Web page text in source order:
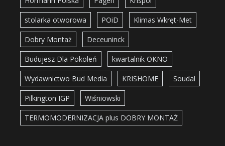
stolarka otworowa POiD Klimas Wkręt-Met
Dobry Montaż Deceuninck
Budujesz Dla Pokoleń kwartalnik OKNO
Wydawnictwo Bud Media KRISHOME Soudal
Pilkington IGP Wiśniowski
TERMOMODERNIZACJA plus DOBRY MONTAŻ